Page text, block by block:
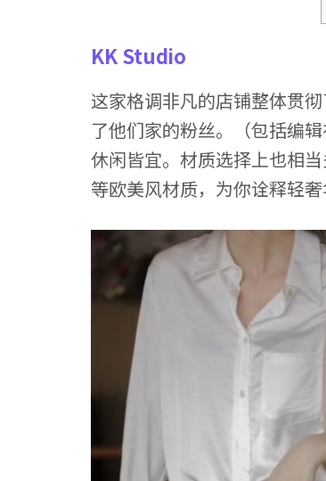
KK Studio
这家格调非凡的店铺整体贯
了他们家的粉丝。（包括编
休闲皆宜。材质选择上也相
等欧美风材质，为你诠释轻奢